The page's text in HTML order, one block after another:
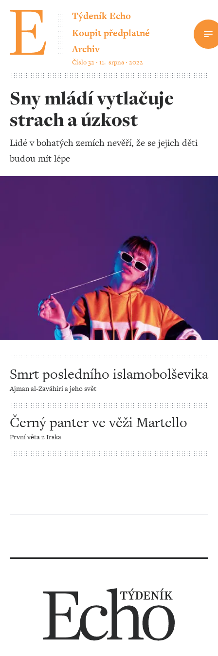
Týdeník Echo
Koupit předplatné
Archiv
Číslo 32 ‧ 11. srpna ‧ 2022
Sny mládí vytlačuje
strach a úzkost
Lidé v bohatých zemích nevěří, že se jejich děti
budou mít lépe
Smrt posledního islamobolševika
Ajman al-Zaváhirí a jeho svět
Černý panter ve věži Martello
První věta z Irska